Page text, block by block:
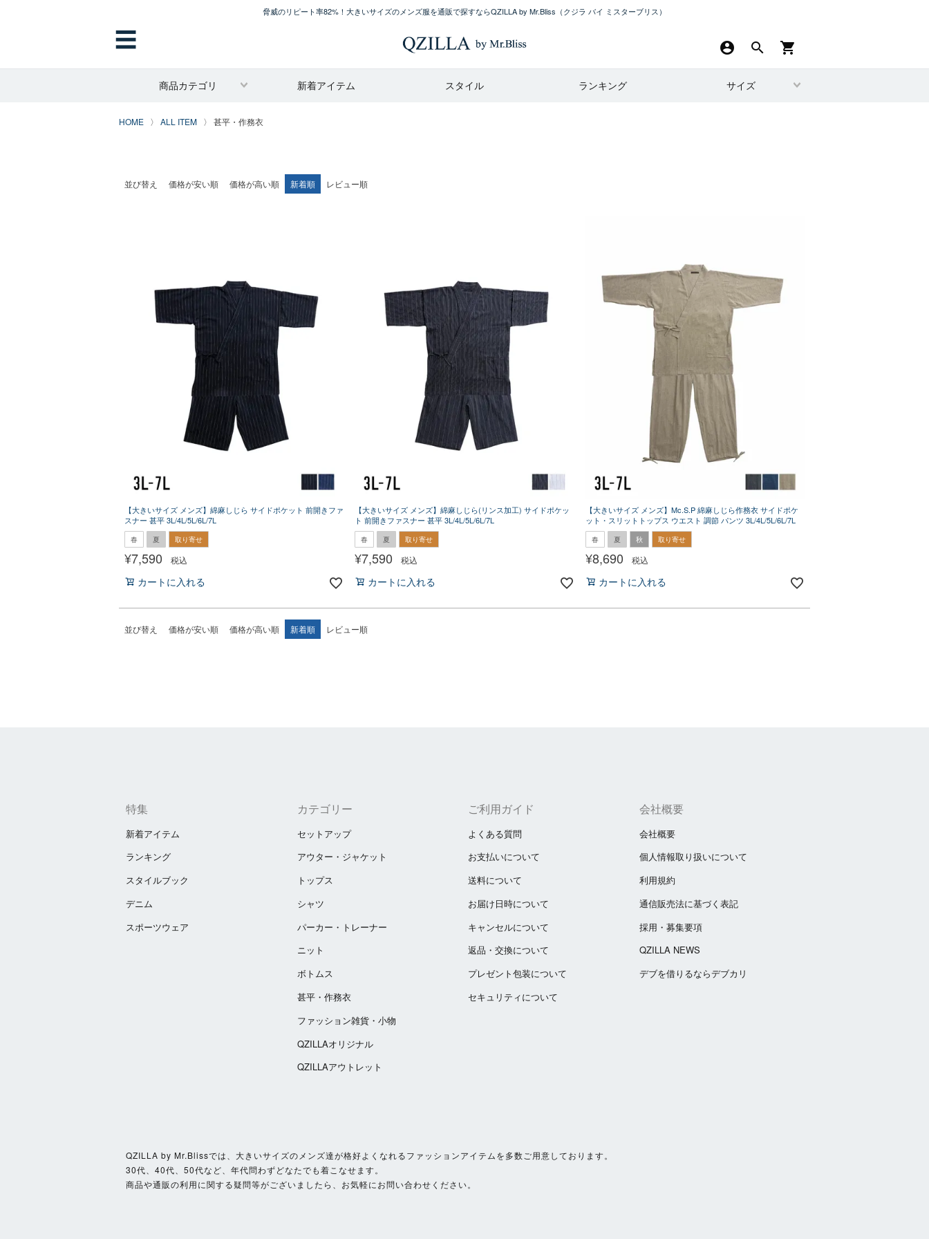
脅威のリピート率82%！大きいサイズのメンズ服を通販で探すならQZILLA by Mr.Bliss （クジラ バイ ミスターブリス）
☰ shopping_cart
search
account_circle
商品カテゴリ 新着アイテム スタイル ランキング サイズ
HOME ALL ITEM 甚平・作務衣
並び替え 価格が安い順 価格が高い順 新着順 レビュー順
【大きいサイズ メンズ】綿麻しじら サイドポケット 前開きファ
スナー 甚平 3L/4L/5L/6L/7L
春 夏 取り寄せ
¥7,590 税込
カートに入れる
【大きいサイズ メンズ】綿麻しじら(リンス加工) サイドポケッ
ト 前開きファスナー 甚平 3L/4L/5L/6L/7L
春 夏 取り寄せ
¥7,590 税込
カートに入れる
【大きいサイズ メンズ】Mc.S.P 綿麻しじら作務衣 サイドポケ
ット・スリットトップス ウエスト 調節 パンツ 3L/4L/5L/6L/7L
春 夏 秋 取り寄せ
¥8,690 税込
カートに入れる
並び替え 価格が安い順 価格が高い順 新着順 レビュー順
特集
新着アイテム
ランキング
スタイルブック
デニム
スポーツウェア
カテゴリー
セットアップ
アウター・ジャケット
トップス
シャツ
パーカー・トレーナー
ニット
ボトムス
甚平・作務衣
ファッション雑貨・小物
QZILLAオリジナル
QZILLAアウトレット
ご利用ガイド
よくある質問
お支払いについて
送料について
お届け日時について
キャンセルについて
返品・交換について
プレゼント包装について
セキュリティについて
会社概要
会社概要
個人情報取り扱いについて
利用規約
通信販売法に基づく表記
採用・募集要項
QZILLA NEWS
​デブを借りるならデブカリ
QZILLA by Mr.Blissでは、大きいサイズのメンズ達が格好よくなれるファッションアイテムを多数ご用意しております。
30代、40代、50代など、年代問わずどなたでも着こなせます。
商品や通販の利用に関する疑問等がございましたら、お気軽にお問い合わせください。